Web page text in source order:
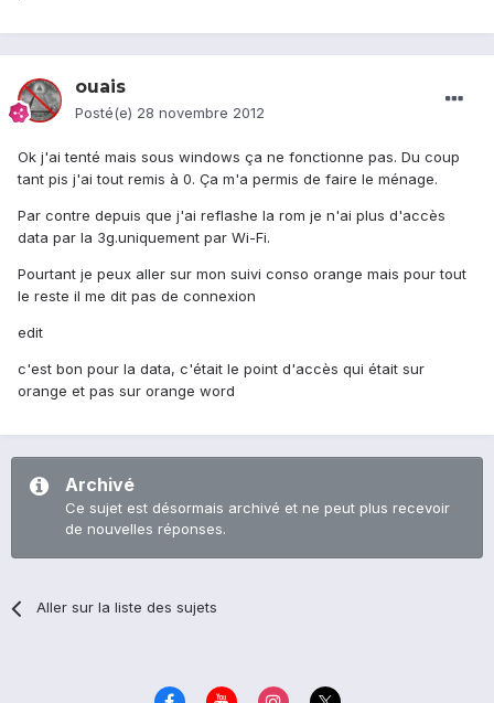
ouais
Posté(e) 28 novembre 2012
Ok j'ai tenté mais sous windows ça ne fonctionne pas. Du coup
tant pis j'ai tout remis à 0. Ça m'a permis de faire le ménage.
Par contre depuis que j'ai reflashe la rom je n'ai plus d'accès
data par la 3g.uniquement par Wi-Fi.
Pourtant je peux aller sur mon suivi conso orange mais pour tout
le reste il me dit pas de connexion
edit
c'est bon pour la data, c'était le point d'accès qui était sur
orange et pas sur orange word
Archivé
Ce sujet est désormais archivé et ne peut plus recevoir
de nouvelles réponses.
Aller sur la liste des sujets